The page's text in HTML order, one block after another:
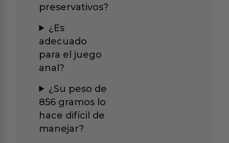
preservativos?
¿Es
adecuado
para el juego
anal?
¿Su peso de
856 gramos lo
hace difícil de
manejar?